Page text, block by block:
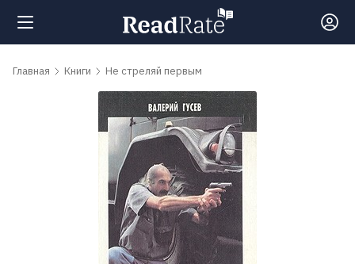
Поиск
Главная Книги Не стреляй первым